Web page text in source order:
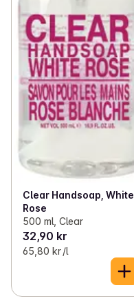
Clear Handsoap, White
Rose
500 ml, Clear
32,90 kr
65,80 kr /l